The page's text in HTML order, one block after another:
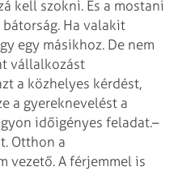
kell szokni. És a mostani
Ha valakit
egy másikhoz. De nem
vállalkozást
a közhelyes kérdést,
a gyereknevelést a
időigényes feladat.–
Otthon a
vezető. A férjemmel is